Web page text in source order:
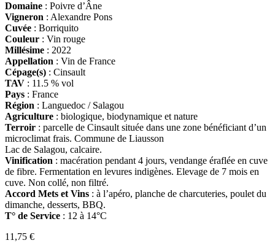
Domaine : Poivre d’Âne
Vigneron : Alexandre Pons
Cuvée : Borriquito
Couleur : Vin rouge
Millésime : 2022
Appellation : Vin de France
Cépage(s) : Cinsault
TAV : 11.5 % vol
Pays : France
Région : Languedoc / Salagou
Agriculture : biologique, biodynamique et nature
Terroir : parcelle de Cinsault située dans une zone bénéficiant d’un
microclimat frais. Commune de Liausson
Lac de Salagou, calcaire.
Vinification : macération pendant 4 jours, vendange éraflée en cuve
de fibre. Fermentation en levures indigènes. Elevage de 7 mois en
cuve. Non collé, non filtré.
Accord Mets et Vins : à l’apéro, planche de charcuteries, poulet du
dimanche, desserts, BBQ.
T° de Service : 12 à 14°C
11,75 €